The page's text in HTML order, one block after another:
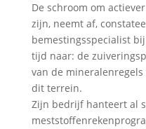
De schroom om
zijn, neemt af,
bemestingsspecialist
tijd naar: de
van de
dit terrein.
Zijn bedrijf hanteert al